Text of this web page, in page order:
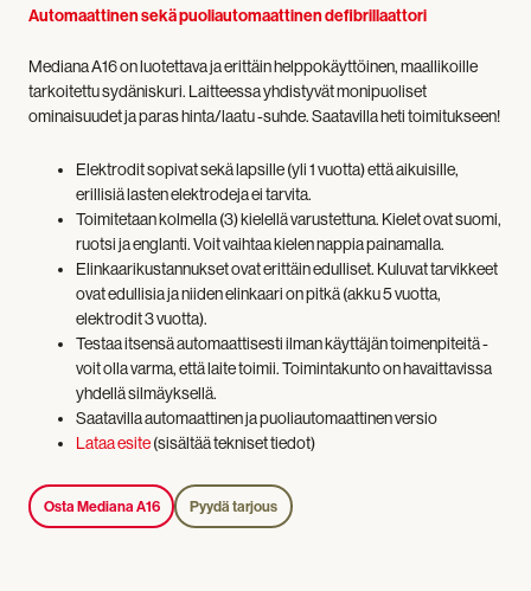
Automaattinen sekä puoliautomaattinen defibrillaattori
Mediana A16 on luotettava ja erittäin helppokäyttöinen, maallikoille
tarkoitettu sydäniskuri. Laitteessa yhdistyvät monipuoliset
ominaisuudet ja paras hinta/laatu -suhde. Saatavilla heti toimitukseen!
Elektrodit sopivat sekä lapsille (yli 1 vuotta) että aikuisille,
erillisiä lasten elektrodeja ei tarvita.
Toimitetaan kolmella (3) kielellä varustettuna. Kielet ovat suomi,
ruotsi ja englanti. Voit vaihtaa kielen nappia painamalla.
Elinkaarikustannukset ovat erittäin edulliset. Kuluvat tarvikkeet
ovat edullisia ja niiden elinkaari on pitkä (akku 5 vuotta,
elektrodit 3 vuotta).
Testaa itsensä automaattisesti ilman käyttäjän toimenpiteitä -
voit olla varma, että laite toimii. Toimintakunto on havaittavissa
yhdellä silmäyksellä.
Saatavilla automaattinen ja puoliautomaattinen versio
Lataa esite(sisältää tekniset tiedot)
Osta Mediana A16 Pyydä tarjous